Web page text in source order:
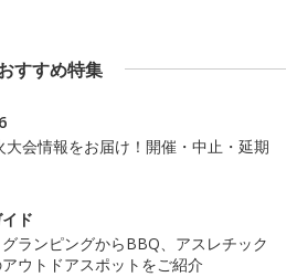
すすめ特集
大会情報をお届け！開催・中止・延期
ド
ランピングからBBQ、アスレチック
ウトドアスポットをご紹介